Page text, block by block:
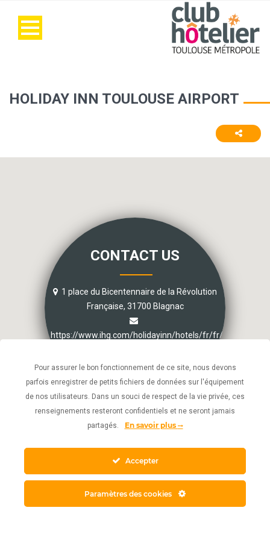
HOLIDAY INN TOULOUSE AIRPORT
CONTACT US
1 place du Bicentennaire de la Révolution
Française, 31700 Blagnac
https://www.ihg.com/holidayinn/hotels/fr/fr/toulouse/
Pour assurer le bon fonctionnement de ce site, nous devons
parfois enregistrer de petits fichiers de données sur l'équipement
de nos utilisateurs. Dans un souci de respect de la vie privée, ces
renseignements resteront confidentiels et ne seront jamais
partagés.
En savoir plus
Accepter
Paramètres des cookies